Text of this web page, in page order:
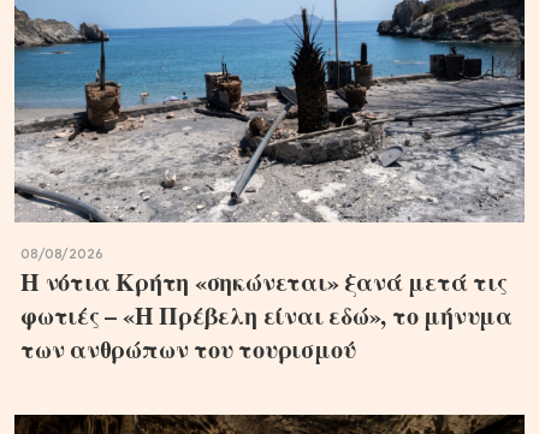
08/08/2026
Η νότια Κρήτη «σηκώνεται» ξανά μετά τις
φωτιές – «Η Πρέβελη είναι εδώ», το μήνυμα
των ανθρώπων του τουρισμού